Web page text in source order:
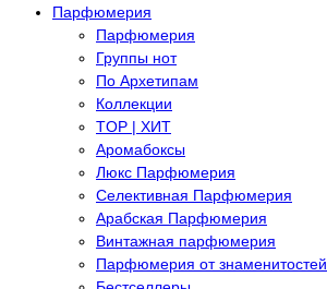
Парфюмерия
Парфюмерия
Группы нот
По Архетипам
Коллекции
TOP | ХИТ
Аромабоксы
Люкс Парфюмерия
Селективная Парфюмерия
Арабская Парфюмерия
Винтажная парфюмерия
Парфюмерия от знаменитостей